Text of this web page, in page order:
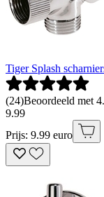
Tiger Splash
(24)Beoordeeld met
9.99
Prijs: 9.99 euro